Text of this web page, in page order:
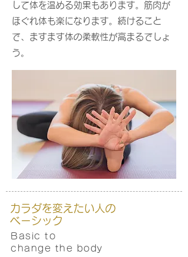
して体を温める効果もあります。筋肉が
ほぐれ体も楽になります。続けること
で、ますます体の柔軟性が高まるでしょ
う。
カラダを変えたい人の
ベーシック
Basic to
change the body